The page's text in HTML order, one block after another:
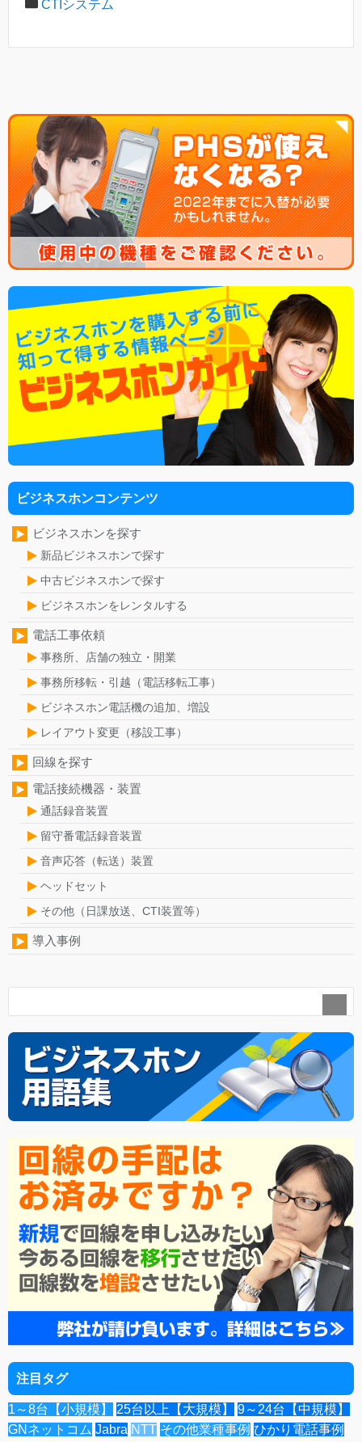
CTIシステム
ビジネスホンコンテンツ
ビジネスホンを探す
新品ビジネスホンで探す
中古ビジネスホンで探す
ビジネスホンをレンタルする
電話工事依頼
事務所、店舗の独立・開業
事務所移転・引越（電話移転工事）
ビジネスホン電話機の追加、増設
レイアウト変更（移設工事）
回線を探す
電話接続機器・装置
通話録音装置
留守番電話録音装置
音声応答（転送）装置
ヘッドセット
その他（日課放送、CTI装置等）
導入事例
注目タグ
1～8台【小規模】 25台以上【大規模】
9～24台【中規模】
GNネットコム Jabra NTT その他業種事例 ひかり電話事例